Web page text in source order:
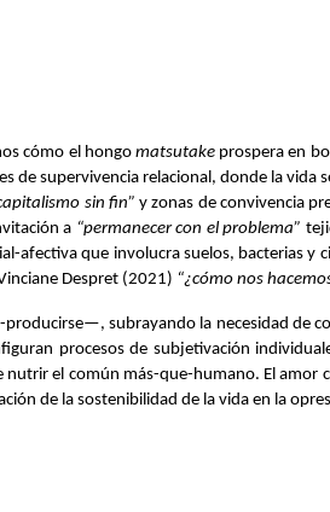
cómo el hongo matsutake prospera en
de supervivencia relacional, donde la
sin fin” y zonas de convivencia
a “permanecer con el problema”
afectiva que involucra suelos, bacterias y
Despret (2021) “¿cómo nos
subrayando la necesidad de
procesos de subjetivación
el común más-que-humano. El
de la sostenibilidad de la vida en la